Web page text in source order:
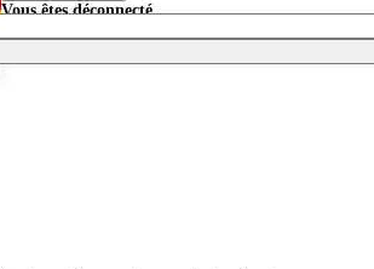
Vous êtes déconnecté.